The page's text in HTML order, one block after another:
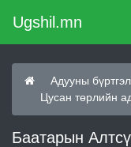
Ugshil.mn
Адууны бүртгэл
Цусан төрлийн
Баатарын